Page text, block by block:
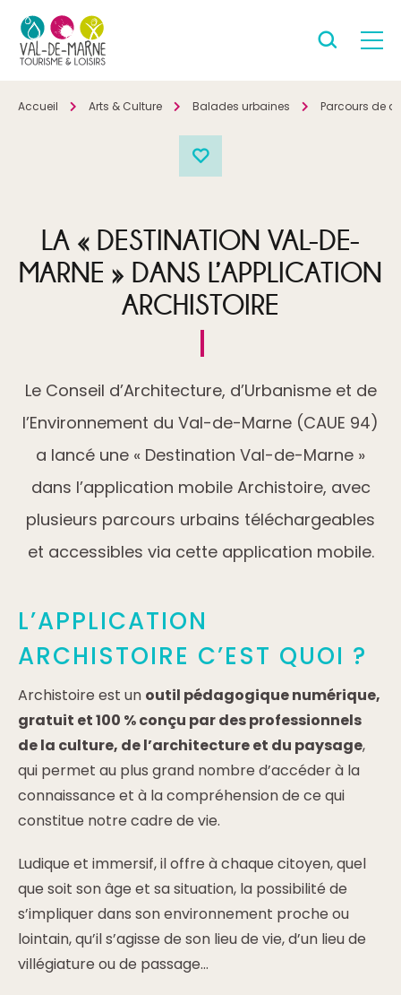
Accueil Arts & Culture Balades urbaines Parcours de
LA « DESTINATION VAL-DE-
MARNE » DANS L’APPLICATION
ARCHISTOIRE
Le Conseil d’Architecture, d’Urbanisme et de
l’Environnement du Val-de-Marne (CAUE 94)
a lancé une « Destination Val-de-Marne »
dans l’application mobile Archistoire, avec
plusieurs parcours urbains téléchargeables
et accessibles via cette application mobile.
L’APPLICATION
ARCHISTOIRE C’EST QUOI ?
Archistoire est un outil pédagogique numérique,
gratuit et 100 % conçu par des professionnels
de la culture, de l’architecture et du paysage,
qui permet au plus grand nombre d’accéder à la
connaissance et à la compréhension de ce qui
constitue notre cadre de vie.
Ludique et immersif, il offre à chaque citoyen, quel
que soit son âge et sa situation, la possibilité de
s’impliquer dans son environnement proche ou
lointain, qu’il s’agisse de son lieu de vie, d’un lieu de
villégiature ou de passage…